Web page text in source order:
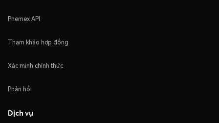
Phemex API
Tham khảo hợp đồng
Xác minh chính thức
Phản hồi
Dịch vụ